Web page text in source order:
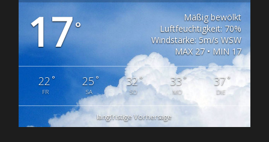
17°
Mäßig bewölkt
Luftfeuchtigkeit: 70%
Windstärke: 5m/s WSW
MAX 27 • MIN 17
22 °
FR
25°
SA
32°
SO
33°
MO
37°
DIE
langfristige Vorhersage